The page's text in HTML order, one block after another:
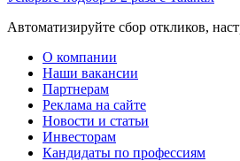
Автоматизируйте сбор откликов,
О компании
Наши вакансии
Партнерам
Реклама на сайте
Новости и статьи
Инвесторам
Кандидаты по профессиям